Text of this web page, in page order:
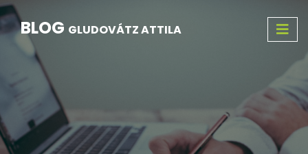
BLOG GLUDOVÁTZ ATTILA